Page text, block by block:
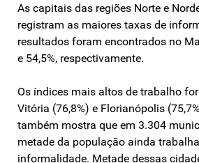
As capitais das regiões Norte e
registram as maiores taxas de
resultados foram encontrados no
e 54,5%, respectivamente.
Os índices mais altos de trabalho
Vitória (76,8%) e Florianópolis
também mostra que em 3.304
metade da população ainda
informalidade. Metade dessas